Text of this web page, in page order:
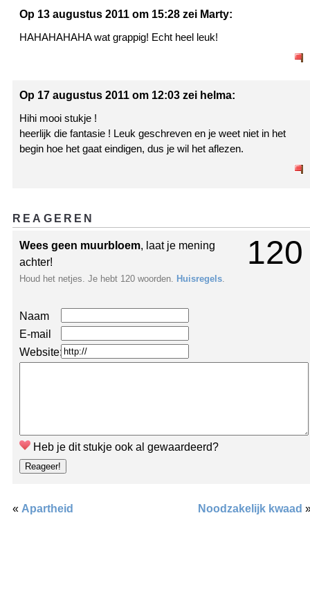
Op 13 augustus 2011 om 15:28 zei Marty:
HAHAHAHAHA wat grappig! Echt heel leuk!
Op 17 augustus 2011 om 12:03 zei helma:
Hihi mooi stukje !
heerlijk die fantasie ! Leuk geschreven en je weet niet in het
begin hoe het gaat eindigen, dus je wil het aflezen.
REAGEREN
120
Wees geen muurbloem, laat je mening
achter!
Houd het netjes. Je hebt 120 woorden. Huisregels
Naam
E-mail
Website:
Heb je dit stukje ook al gewaardeerd?
« Apartheid Noodzakelijk kwaad